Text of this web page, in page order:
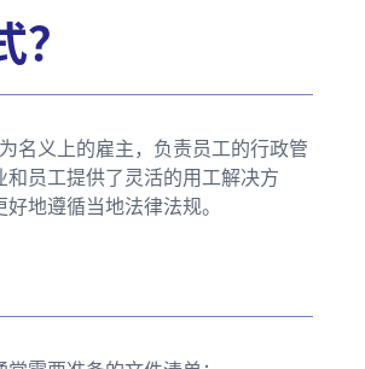
名义上的雇主，负责员工的行政管
员工提供了灵活的用工解决方
地遵循当地法律法规。